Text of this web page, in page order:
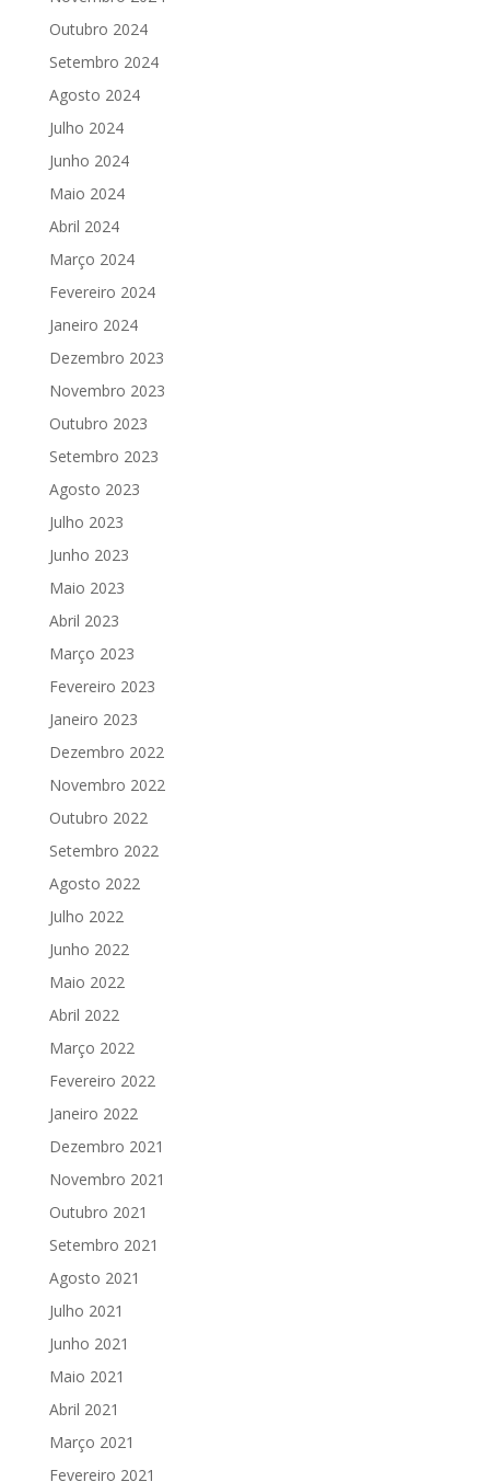
Outubro 2024
Setembro 2024
Agosto 2024
Julho 2024
Junho 2024
Maio 2024
Abril 2024
Março 2024
Fevereiro 2024
Janeiro 2024
Dezembro 2023
Novembro 2023
Outubro 2023
Setembro 2023
Agosto 2023
Julho 2023
Junho 2023
Maio 2023
Abril 2023
Março 2023
Fevereiro 2023
Janeiro 2023
Dezembro 2022
Novembro 2022
Outubro 2022
Setembro 2022
Agosto 2022
Julho 2022
Junho 2022
Maio 2022
Abril 2022
Março 2022
Fevereiro 2022
Janeiro 2022
Dezembro 2021
Novembro 2021
Outubro 2021
Setembro 2021
Agosto 2021
Julho 2021
Junho 2021
Maio 2021
Abril 2021
Março 2021
Fevereiro 2021